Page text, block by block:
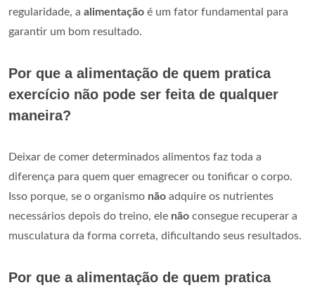
regularidade, a alimentação é um fator fundamental para
garantir um bom resultado.
Por que a alimentação de quem pratica
exercício não pode ser feita de qualquer
maneira?
Deixar de comer determinados alimentos faz toda a
diferença para quem quer emagrecer ou tonificar o corpo.
Isso porque, se o organismo não adquire os nutrientes
necessários depois do treino, ele não consegue recuperar a
musculatura da forma correta, dificultando seus resultados.
Por que a alimentação de quem pratica